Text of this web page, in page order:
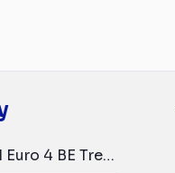
40C18 3.0 HPI Euro 4 BE Trekker 8.7t